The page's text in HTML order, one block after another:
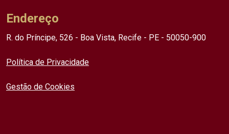
Endereço
R. do Príncipe, 526 - Boa Vista, Recife - PE - 50050-900
Política de Privacidade
Gestão de Cookies